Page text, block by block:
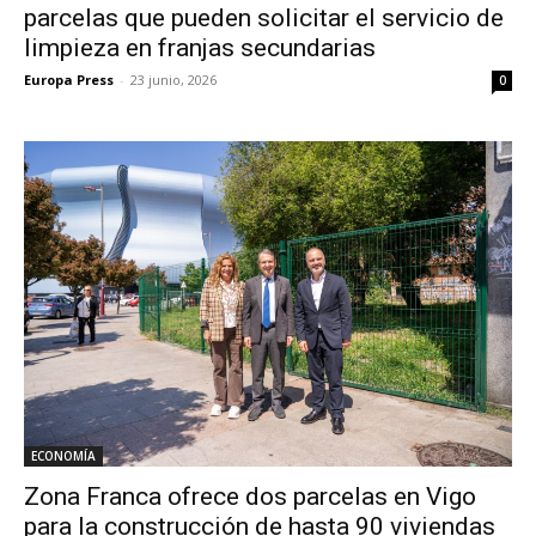
parcelas que pueden solicitar el servicio de
limpieza en franjas secundarias
Europa Press - 23 junio, 2026 0
ECONOMÍA
Zona Franca ofrece dos parcelas en Vigo
para la construcción de hasta 90 viviendas